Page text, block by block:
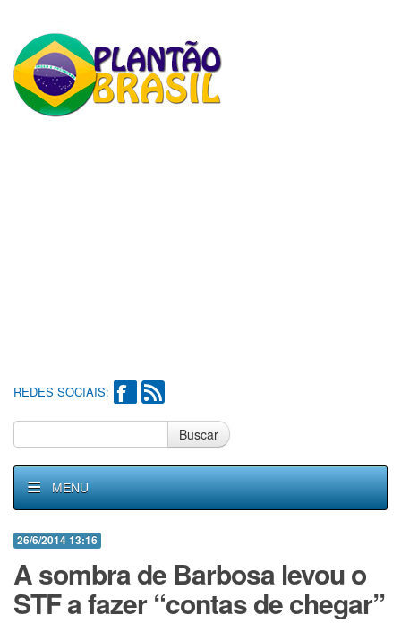
REDES SOCIAIS:
Buscar
MENU
26/6/2014 13:16
A sombra de Barbosa levou o
STF a fazer “contas de chegar”